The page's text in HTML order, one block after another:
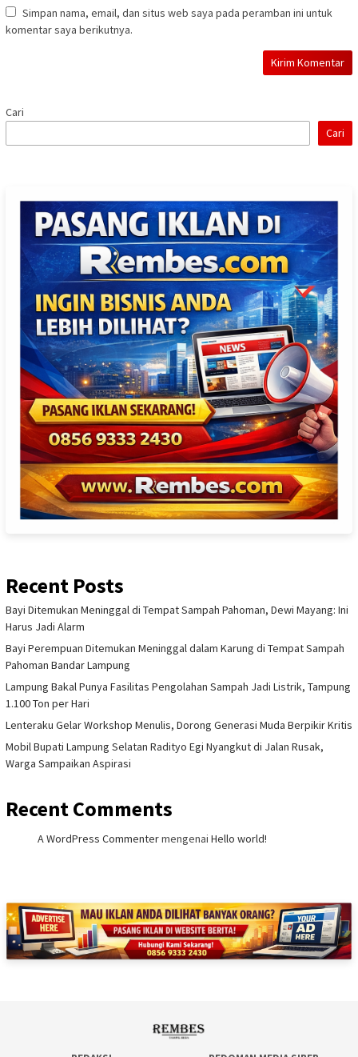
Simpan nama, email, dan situs web saya pada peramban ini untuk
komentar saya berikutnya.
Cari
Cari
Recent Posts
Bayi Ditemukan Meninggal di Tempat Sampah Pahoman, Dewi Mayang: Ini
Harus Jadi Alarm
Bayi Perempuan Ditemukan Meninggal dalam Karung di Tempat Sampah
Pahoman Bandar Lampung
Lampung Bakal Punya Fasilitas Pengolahan Sampah Jadi Listrik, Tampung
1.100 Ton per Hari
Lenteraku Gelar Workshop Menulis, Dorong Generasi Muda Berpikir Kritis
Mobil Bupati Lampung Selatan Radityo Egi Nyangkut di Jalan Rusak,
Warga Sampaikan Aspirasi
Recent Comments
A WordPress Commentermengenai Hello world!